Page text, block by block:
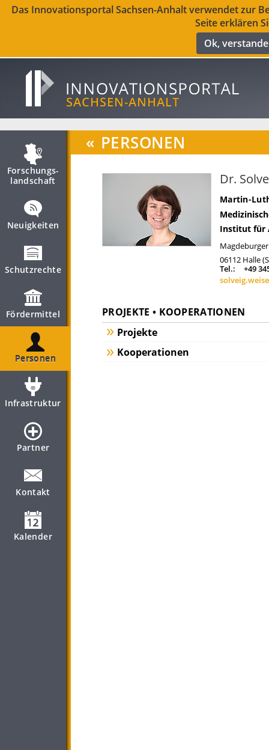
Das Innovationsportal Sachsen-Anhalt verwendet zur
Seite erklären
Ok,
Forschungs­
landschaft
Neuigkeiten
Schutzrechte
Fördermittel
Personen
Infrastruktur
Partner
Kontakt
Kalender
« PERSONEN
Dr.
Martin-
Institut für
06112 Halle
Tel.:
+49
PROJEKTE • KOOPERATIONEN
Projekte
Kooperationen